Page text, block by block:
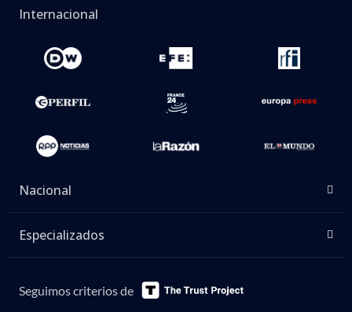
Internacional
Nacional
Especializados
Seguimos criterios de